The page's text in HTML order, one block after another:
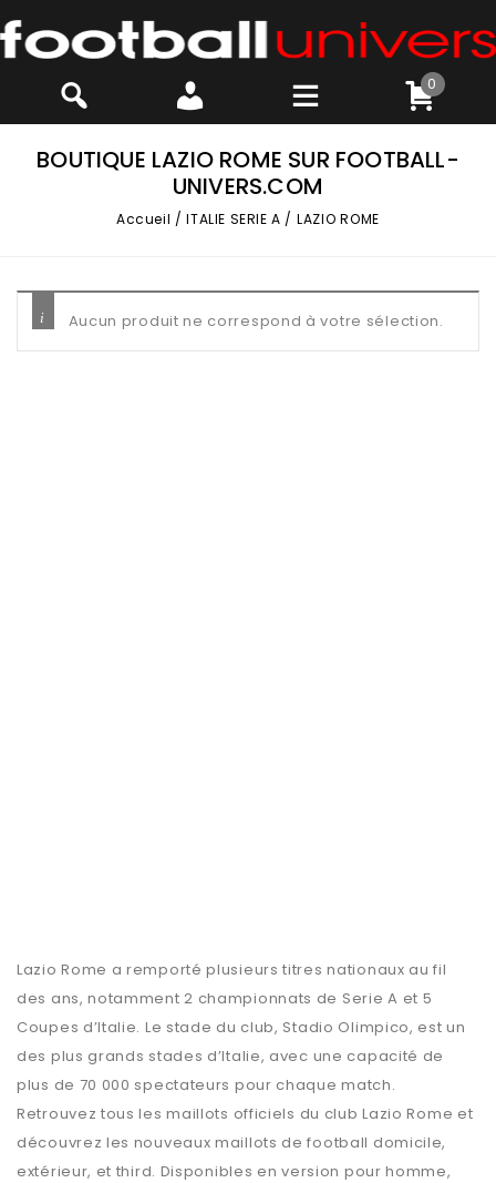
0
BOUTIQUE LAZIO ROME SUR FOOTBALL-
UNIVERS.COM
Accueil /ITALIE SERIE A / LAZIO ROME
Aucun produit ne correspond à votre sélection.
Lazio Rome a remporté plusieurs titres nationaux au fil
des ans, notamment 2 championnats de Serie A et 5
Coupes d’Italie. Le stade du club, Stadio Olimpico, est un
des plus grands stades d’Italie, avec une capacité de
plus de 70 000 spectateurs pour chaque match.
Retrouvez tous les maillots officiels du club Lazio Rome et
découvrez les nouveaux maillots de football domicile,
extérieur, et third. Disponibles en version pour homme,